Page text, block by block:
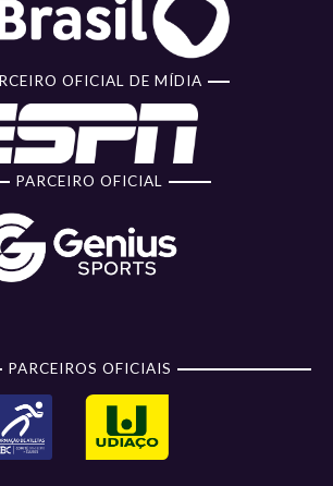
OFICIAL DE MÍDIA
PARCEIRO OFICIAL
PARCEIROS OFICIAIS